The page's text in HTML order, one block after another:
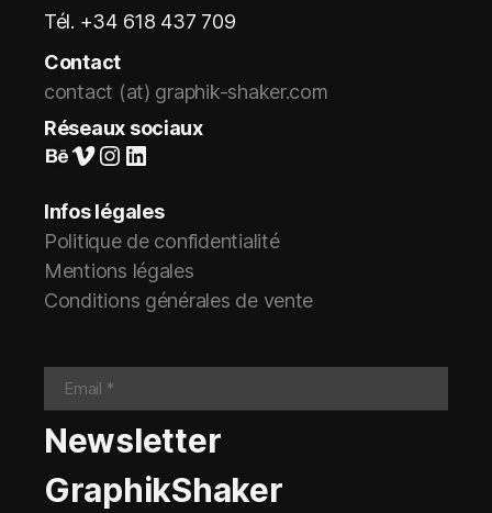
Tél. +34 618 437 709
Contact
contact (at) graphik-shaker.com
Réseaux sociaux
Suivez-nous sur Behance
Vimeo
Instagram
LinkedIn
Infos légales
Politique de confidentialité
Mentions légales
Conditions générales de vente
Newsletter
GraphikShaker